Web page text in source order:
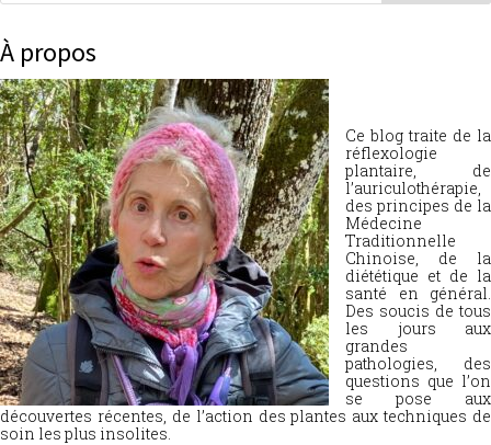
À propos
Ce blog traite de la
réflexologie
plantaire, de
l’auriculothérapie,
des principes de la
Médecine
Traditionnelle
Chinoise, de la
diététique et de la
santé en général.
Des soucis de tous
les jours aux
grandes
pathologies, des
questions que l’on
se pose aux
découvertes récentes, de l’action des plantes aux techniques de
soin les plus insolites.